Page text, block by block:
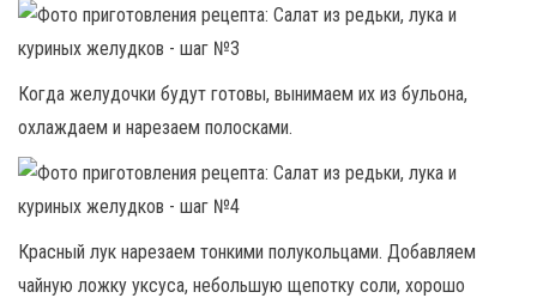
Когда желудочки будут готовы, вынимаем их из бульона,
охлаждаем и нарезаем полосками.
Красный лук нарезаем тонкими полукольцами. Добавляем
чайную ложку уксуса, небольшую щепотку соли, хорошо